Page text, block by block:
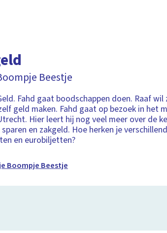
Beestje
Fahd gaat boodschappen doen. Raaf wil
geld maken. Fahd gaat op bezoek in het
Hier leert hij nog veel meer over de
en zakgeld. Hoe herken je
en eurobiljetten?
Boompje Beestje